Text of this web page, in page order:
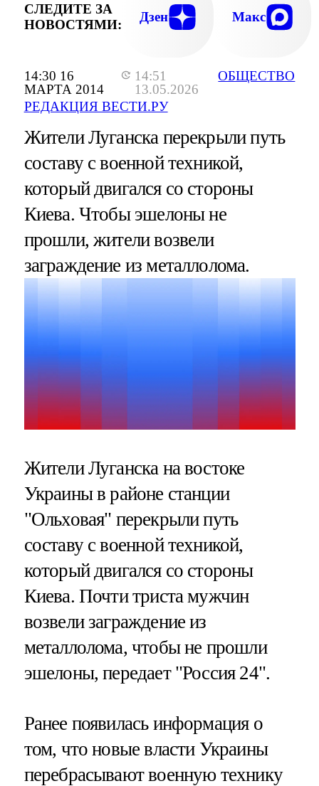
14:30 16
МАРТА 2014
14:51
13.05.2026
РЕДАКЦИЯ ВЕСТИ.РУ
ОБЩЕСТВО
СЛЕДИТЕ ЗА
НОВОСТЯМИ:
Дзен Макс
Жители Луганска перекрыли путь
составу с военной техникой,
который двигался со стороны
Киева. Чтобы эшелоны не
прошли, жители возвели
заграждение из металлолома.
Жители Луганска на востоке
Украины в районе станции
"Ольховая" перекрыли путь
составу с военной техникой,
который двигался со стороны
Киева. Почти триста мужчин
возвели заграждение из
металлолома, чтобы не прошли
эшелоны, передает "Россия 24".
Ранее появилась информация о
том, что новые власти Украины
перебрасывают военную технику